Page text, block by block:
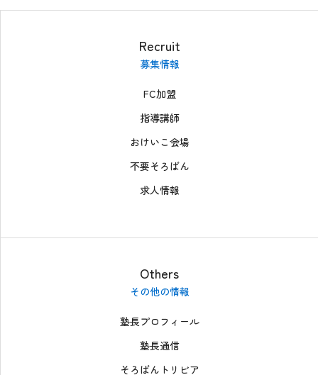
Recruit
募集情報
FC加盟
指導講師
おけいこ会場
不要そろばん
求人情報
Others
その他の情報
塾長プロフィール
塾長通信
そろばんトリビア